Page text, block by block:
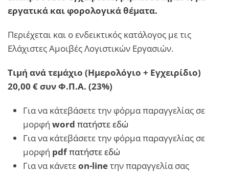
εργατικά και φορολογικά θέματα.
Περιέχεται και ο ενδεικτικός κατάλογος με τις
Ελάχιστες Αμοιβές Λογιστικών Εργασιών.
Τιμή ανά τεμάχιο (Ημερολόγιο + Εγχειρίδιο)
20,00 € συν Φ.Π.Α. (23%)
Για να κάτεβάσετε την φόρμα παραγγελίας σε
μορφή word πατήστε εδώ
Για να κάτεβάσετε την φόρμα παραγγελίας σε
μορφή pdfπατήστε εδώ
Για να κάνετεon-lineτην παραγγελία σας